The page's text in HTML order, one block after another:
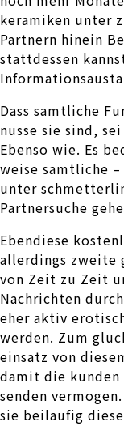
keramiken unter
Partnern hinein
stattdessen
Dass samtliche
nusse sie sind,
Ebenso wie. Es
weise samtliche
unter
Partnersuche
Ebendiese
allerdings zweite
von Zeit zu Zeit
Nachrichten
eher aktiv
werden. Zum
einsatz von
damit die
senden
sie beilaufig